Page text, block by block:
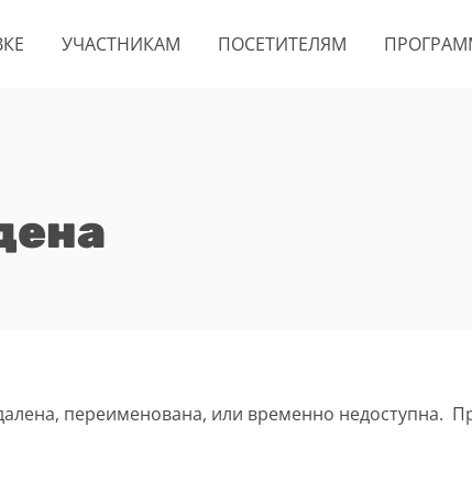
УЧАСТНИКАМ ПОСЕТИТЕЛЯМ
переименована, или временно недоступна.